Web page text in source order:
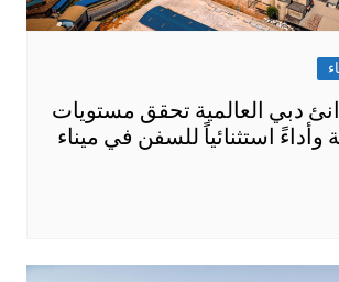
دبي العالمية تحقق مستويات
وأداءً استثنائياً للسفن في ميناء